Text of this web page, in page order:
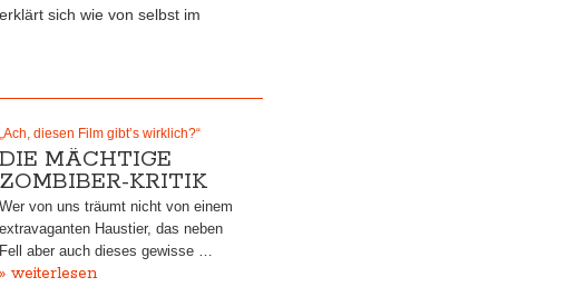
sich wie von selbst im
„Ach, diesen Film gibt’s wirklich?“
DIE MÄCHTIGE
ZOMBIBER-KRITIK
Wer von uns träumt nicht von einem
extravaganten Haustier, das neben
Fell aber auch dieses gewisse …
» weiterlesen